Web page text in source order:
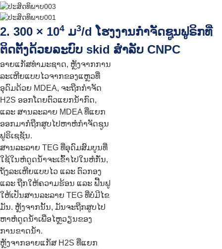
2. 300 × 104 ມ3/d ໂຮງງານກຳຈັດຊູນຟູຣິກທີ່
ຕິດຕັ້ງດ້ວຍລະບົບ skid ສຳລັບ CNPC
ອາຍແກັສທຳມະຊາດ, ຫຼັງຈາກການ
ລະເຫີຍແບບໄວຈາກຂອງແຫຼວທີ່
ອຸດົມດ້ວຍ MDEA, ຈະຖືກກຳຈັດ
H2S ອອກໂດຍຕົວແຍກນ້ຳກົດ,
ແລະ ສານລະລາຍ MDEA ທີ່ແຍກ
ອອກມາກໍ່ຖືກສູບໄປຫາຫໍກຳຈັດຊູນ
ຟູຣິເຊຊັນ.
ສານລະລາຍ TEG ທີ່ອຸດົມສົມບູນທີ່
ໃຊ້ໃນຫໍດູດນ້ຳຈະເຂົ້າໄປໃນຫໍກັ່ນ,
ຖັງລະເຫີຍແບບໄວ ແລະ ຕົວກອງ
ແລະ ຖືກໃຫ້ຄວາມຮ້ອນ ແລະ ຟື້ນຟູ
ໃຫ້ເປັນສານລະລາຍ TEG ທີ່ບໍ່ມີໄຂ
ມັນ. ຫຼັງຈາກນັ້ນ, ມັນຈະຖືກສູບໄປ
ຫາຫໍດູດນ້ຳເພື່ອໄຫຼວຽນຂອງ
ການຂາດນ້ຳ.
ຫຼັງຈາກອາຍແກັສ H2S ທີ່ແຍກ